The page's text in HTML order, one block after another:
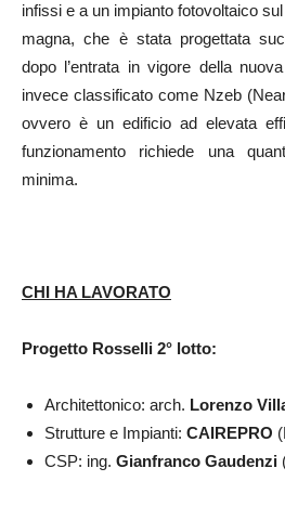
infissi e a un impianto fotovoltaico
magna, che è stata progettata
dopo l’entrata in vigore della
invece classificato come Nzeb (
ovvero è un edificio ad elevata
funzionamento richiede una
minima.
CHI HA LAVORATO
Progetto Rosselli 2° lotto:
Architettonico: arch. Lorenzo
Strutture e Impianti: CAIREPRO
CSP: ing. Gianfranco Gaudenzi